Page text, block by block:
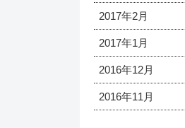
2017年2月
2017年1月
2016年12月
2016年11月